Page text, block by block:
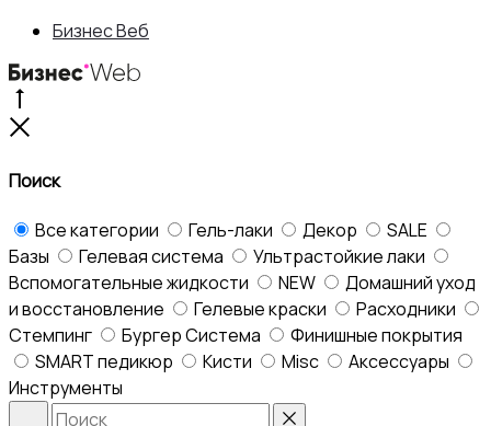
Бизнес Веб
Поиск
Все категории Гель-лаки Декор
SALE
Базы
Гелевая система
Ультрастойкие лаки
Вспомогательные жидкости
NEW
Домашний уход
и восстановление
Гелевые краски
Расходники
Стемпинг
Бургер Система
Финишные покрытия
SMART педикюр
Кисти Misc
Аксессуары
Инструменты